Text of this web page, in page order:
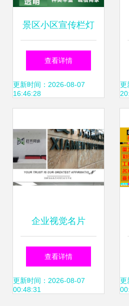
景区小区宣传栏灯
箱定制服务与软件
销售一体化解决方
查看详情
更新时间：2026-08-07
16:46:28
更
企业视觉名片
Logo墙、背景墙与
形象墙的广告制作
查看详情
更新时间：2026-08-07
00:48:31
更